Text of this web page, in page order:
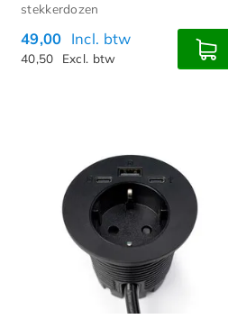
stekkerdozen
49,00 Incl. btw
40,50 Excl. btw